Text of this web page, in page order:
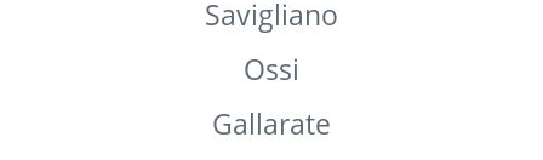
Acqui Terme
Villar San Costanzo
Villa Bartolomea